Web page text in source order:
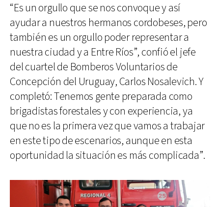
“Es un orgullo que se nos convoque y así
ayudar a nuestros hermanos cordobeses, pero
también es un orgullo poder representar a
nuestra ciudad y a Entre Ríos”, confió el jefe
del cuartel de Bomberos Voluntarios de
Concepción del Uruguay, Carlos Nosalevich. Y
completó: Tenemos gente preparada como
brigadistas forestales y con experiencia, ya
que no es la primera vez que vamos a trabajar
en este tipo de escenarios, aunque en esta
oportunidad la situación es más complicada”.